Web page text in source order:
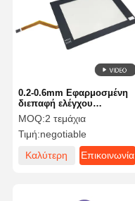
0.2-0.6mm Εφαρμοσμένη
διεπαφή ελέγχου
διακόπτη μεμβράνης
Βελτιστοποιήστε τις
επιδόσεις της συσκευής
MOQ:2 τεμάχια
Τιμή:negotiable
Καλύτερη
Επικοινωνία